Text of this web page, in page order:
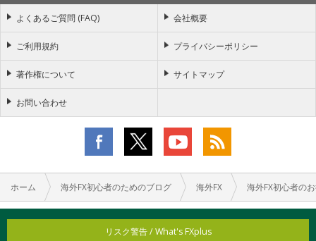
ホーム 海外FX初心者のためのブログ 海外FX 海外FX初心者の
よくあるご質問 (FAQ) 会社概要
ご利用規約 プライバシーポリシー
著作権について サイトマップ
お問い合わせ
リスク警告 / What's FXplus